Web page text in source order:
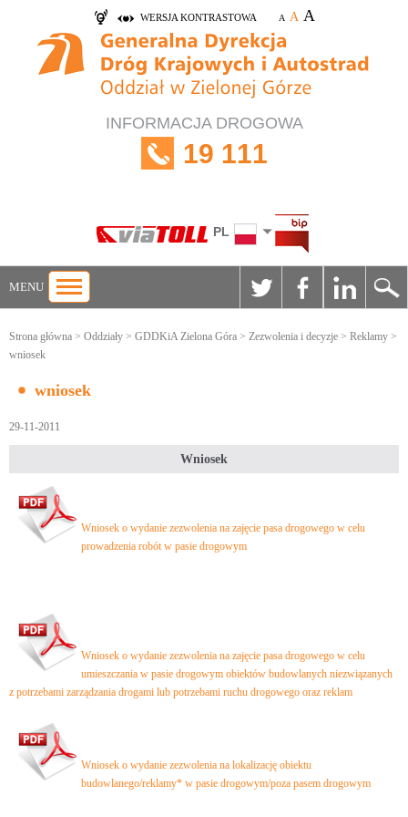
WERSJA KONTRASTOWA A A A
INFORMACJA DROGOWA
19 111
PL
MENU
Strona główna > Oddziały > GDDKiA Zielona Góra > Zezwolenia i decyzje > Reklamy >
wniosek
wniosek
29-11-2011
Wniosek
Wniosek o wydanie zezwolenia na zajęcie pasa drogowego w celu
prowadzenia robót w pasie drogowym
Wniosek o wydanie zezwolenia na zajęcie pasa drogowego w celu
umieszczania w pasie drogowym obiektów budowlanych niezwiązanych
z potrzebami zarządzania drogami lub potrzebami ruchu drogowego oraz reklam
Wniosek o wydanie zezwolenia na lokalizację obiektu
budowlanego/reklamy* w pasie drogowym/poza pasem drogowym